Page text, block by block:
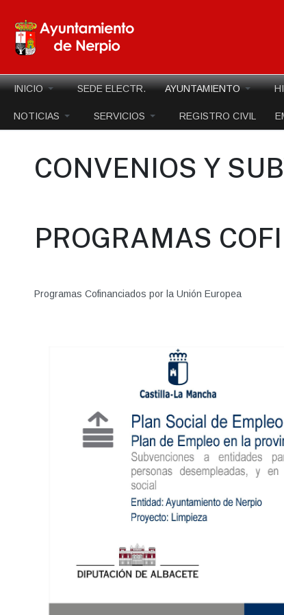
INICIO SEDE ELECTR. AYUNTAMIENTO
NOTICIAS SERVICIOS REGISTRO CIVIL
CONVENIOS Y
PROGRAMAS
Programas Cofinanciados por la Unión Europea